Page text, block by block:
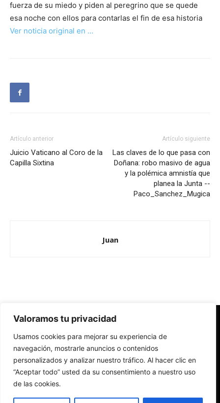
Valoramos tu privacidad
Usamos cookies para mejorar su experiencia de
navegación, mostrarle anuncios o contenidos
personalizados y analizar nuestro tráfico. Al hacer clic en
“Aceptar todo” usted da su consentimiento a nuestro uso
de las cookies.
fuerza de su miedo y piden al peregrino que se quede
esa noche con ellos para contarlas el fin de esa historia
Ver noticia original en …
Artículo anterior
Juicio Vaticano al Coro de la
Capilla Sixtina
Artículo siguiente
Las claves de lo que pasa con
Doñana: robo masivo de agua
y la polémica amnistía que
planea la Junta --
Paco_Sanchez_Mugica
Juan
Redes Cristianas
Una mirada alternativa sobre la Iglesia católica y la sociedad
- Colectivos de Redes Cristianas